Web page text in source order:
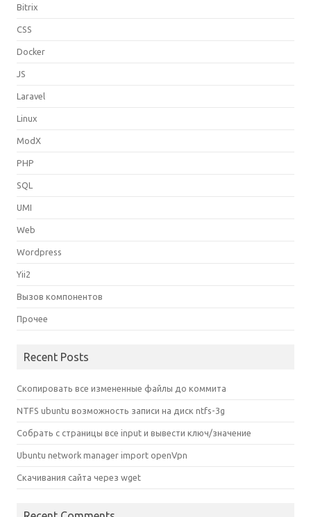
Bitrix
CSS
Docker
JS
Laravel
Linux
ModX
PHP
SQL
UMI
Web
Wordpress
Yii2
Вызов компонентов
Прочее
Recent Posts
Скопировать все измененные файлы до коммита
NTFS ubuntu возможность записи на диск ntfs-3g
Собрать с страницы все input и вывести ключ/значение
Ubuntu network manager import openVpn
Скачивания сайта через wget